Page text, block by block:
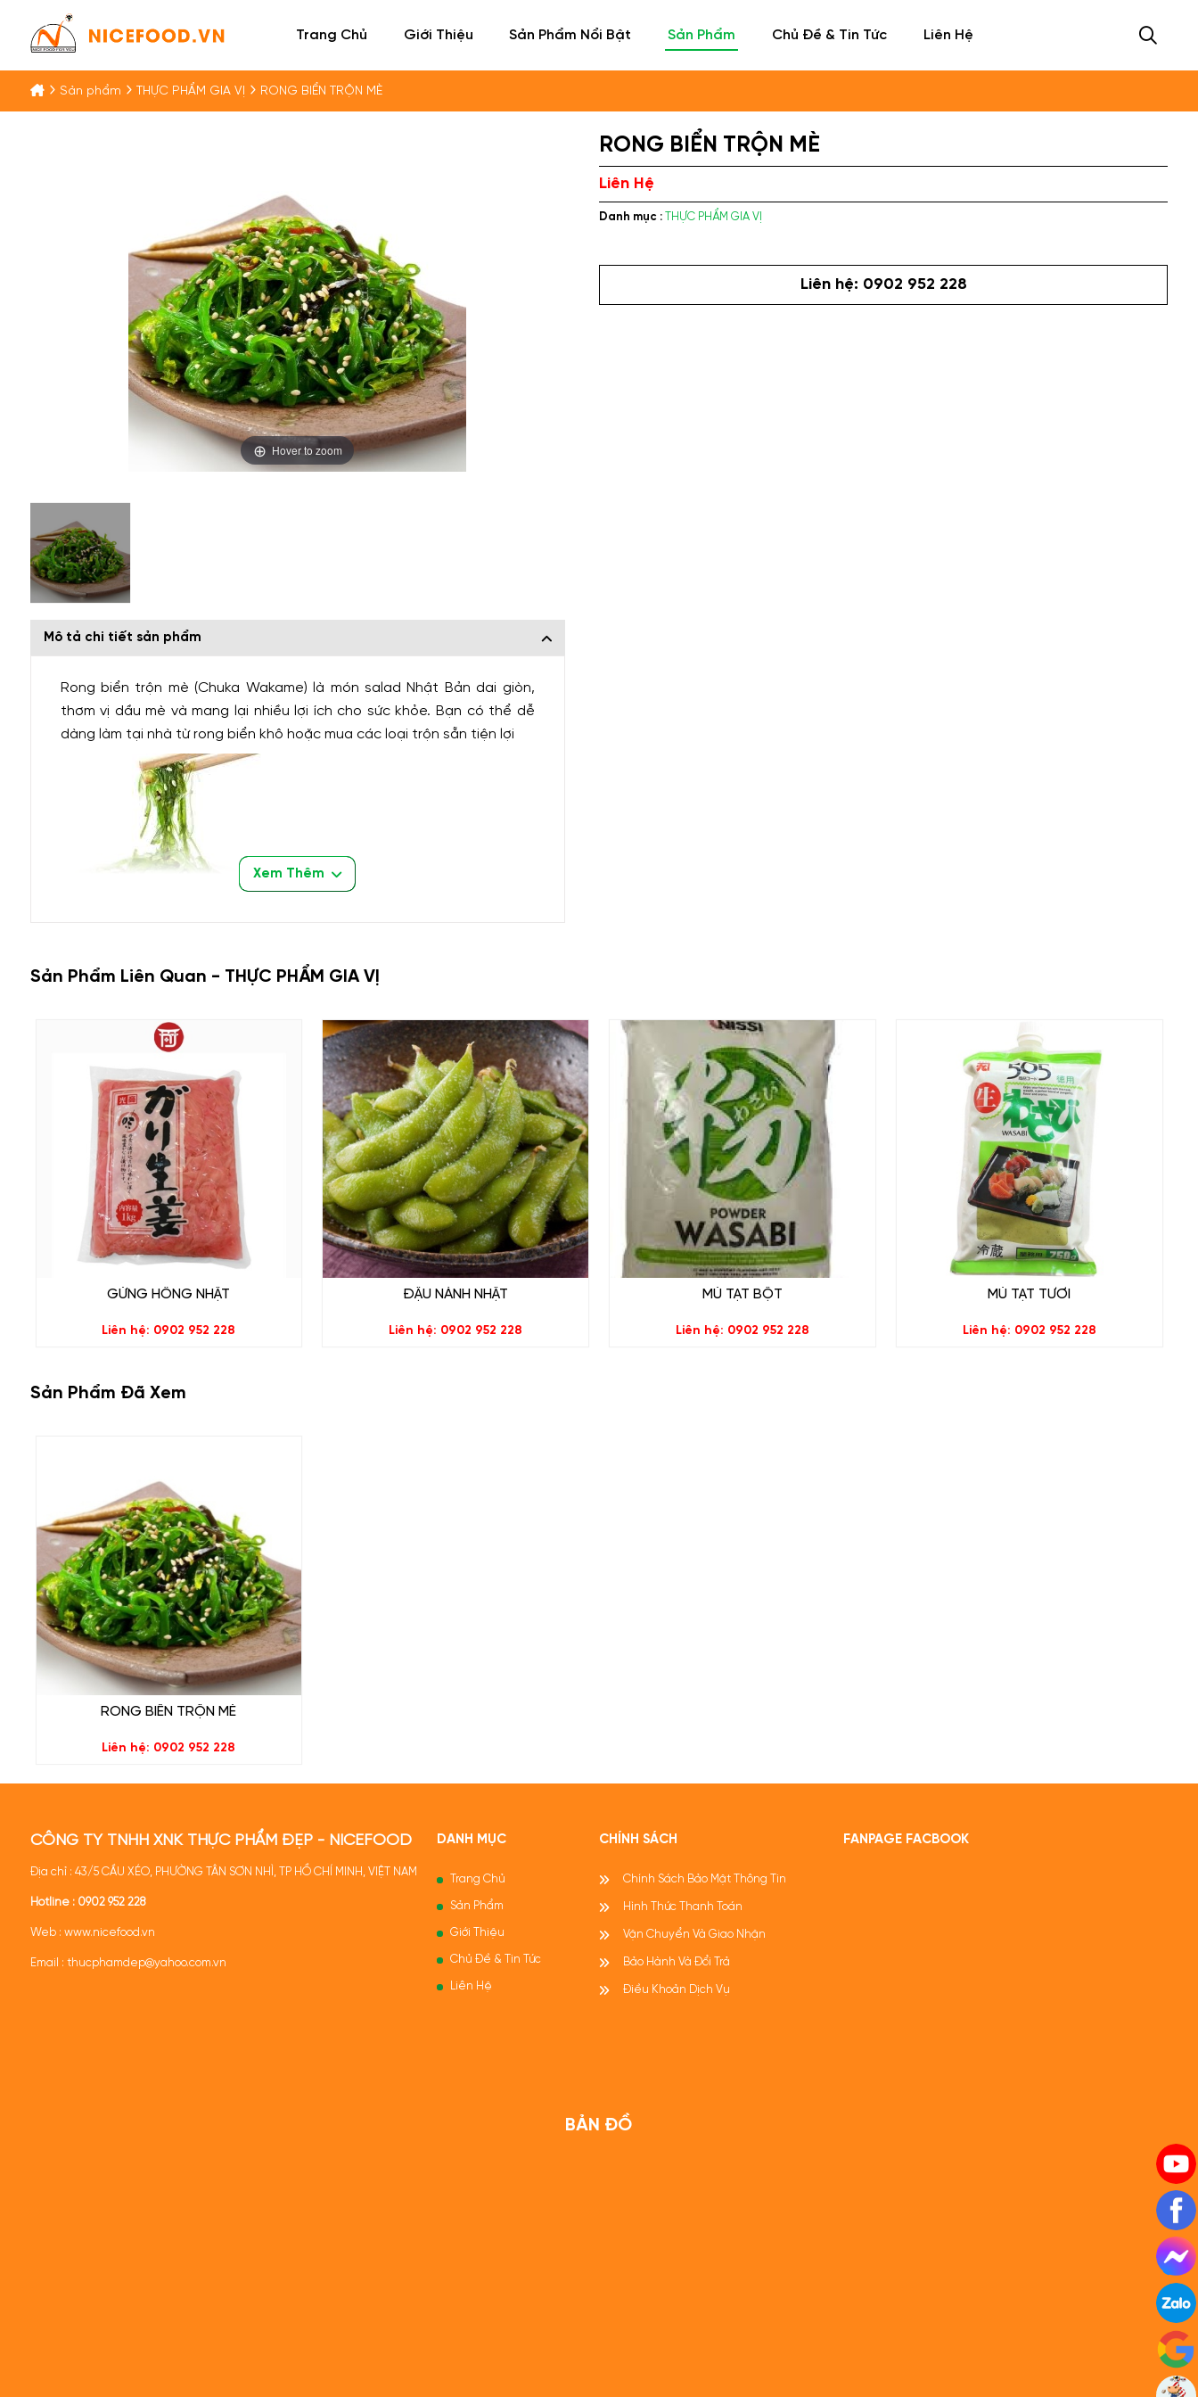
Trang Chủ Giới Thiệu Sản Phẩm Nổi Bật Sản Phẩm Chủ Đề & Tin Tức Liên Hệ
Sản phẩm THỰC PHẨM GIA VỊ RONG BIỂN TRỘN MÈ
Hover to zoom
Mô tả chi tiết sản phẩm
Rong biển trộn mè (Chuka Wakame) là món salad Nhật Bản dai giòn,
thơm vị dầu mè và mang lại nhiều lợi ích cho sức khỏe. Bạn có thể dễ
dàng làm tại nhà từ rong biển khô hoặc mua các loại trộn sẵn tiện lợi
Bạn muốn mua RONG BIỂN TRỘN MÈ ???
Xem Thêm
RONG BIỂN TRỘN MÈ
Liên Hệ
Danh mục : THỰC PHẨM GIA VỊ
Liên hệ: 0902 952 228
Sản Phẩm Liên Quan - THỰC PHẨM GIA VỊ
GỪNG HỒNG NHẬT
Liên hệ: 0902 952 228
ĐẬU NÀNH NHẬT
Liên hệ: 0902 952 228
MÙ TẠT BỘT
Liên hệ: 0902 952 228
MÙ TẠT TƯƠI
Liên hệ: 0902 952 228
Sản Phẩm Đã Xem
RONG BIỂN TRỘN MÈ
Liên hệ: 0902 952 228
CÔNG TY TNHH XNK THỰC PHẨM ĐẸP - NICEFOOD
Địa chỉ : 43/5 CẦU XÉO, PHƯỜNG TÂN SƠN NHÌ, TP HỒ CHÍ MINH, VIỆT NAM
Hotline : 0902 952 228
Web : www.nicefood.vn
Email : thucphamdep@yahoo.com.vn
DANH MỤC
Trang Chủ
Sản Phẩm
Giới Thiệu
Chủ Đề & Tin Tức
Liên Hệ
CHÍNH SÁCH
Chính Sách Bảo Mật Thông Tin
Hình Thức Thanh Toán
Vận Chuyển Và Giao Nhận
Bảo Hành Và Đổi Trả
Điều Khoản Dịch Vụ
FANPAGE FACBOOK
BẢN ĐỒ